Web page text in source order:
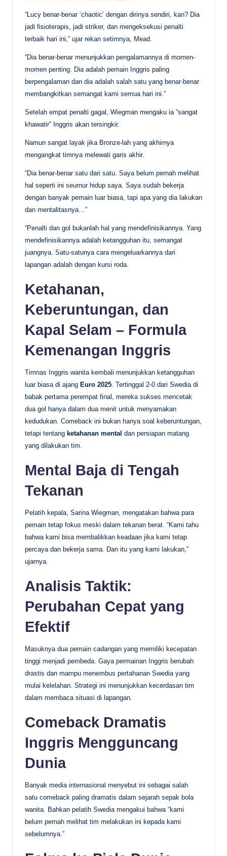
“Lucy benar-benar ‘chaotic’ dengan dirinya sendiri, kan? Dia
jadi fisioterapis, jadi striker, dan mengeksekusi penalti
terbaik hari ini,” ujar rekan setimnya, Mead.
“Dia benar-benar menunjukkan pengalamannya di momen-
momen penting. Dia adalah pemain Inggris paling
berpengalaman dan dia adalah salah satu yang benar-benar
membangkitkan semangat kami semua hari ini.”
Setelah empat penalti gagal, Wiegman mengaku ia “sangat
khawatir” Inggris akan tersingkir.
Namun sangat layak jika Bronze-lah yang akhirnya
mengangkat timnya melewati garis akhir.
“Dia benar-benar satu dari satu. Saya belum pernah melihat
hal seperti ini seumur hidup saya. Saya sudah bekerja
dengan banyak pemain luar biasa, tapi apa yang dia lakukan
dan mentalitasnya…”
“Penalti dan gol bukanlah hal yang mendefinisikannya. Yang
mendefinisikannya adalah ketangguhan itu, semangat
juangnya. Satu-satunya cara mengeluarkannya dari
lapangan adalah dengan kursi roda.
Ketahanan,
Keberuntungan, dan
Kapal Selam – Formula
Kemenangan Inggris
Timnas Inggris wanita kembali menunjukkan ketangguhan
luar biasa di ajang Euro 2025 . Tertinggal 2-0 dari Swedia di
babak pertama perempat final, mereka sukses mencetak
dua gol hanya dalam dua menit untuk menyamakan
kedudukan. Comeback ini bukan hanya soal keberuntungan,
tetapi tentang ketahanan mental dan persiapan matang
yang dilakukan tim.
Mental Baja di Tengah
Tekanan
Pelatih kepala, Sarina Wiegman, mengatakan bahwa para
pemain tetap fokus meski dalam tekanan berat. “Kami tahu
bahwa kami bisa membalikkan keadaan jika kami tetap
percaya dan bekerja sama. Dan itu yang kami lakukan,”
ujarnya.
Analisis Taktik:
Perubahan Cepat yang
Efektif
Masuknya dua pemain cadangan yang memiliki kecepatan
tinggi menjadi pembeda. Gaya permainan Inggris berubah
drastis dan mampu menembus pertahanan Swedia yang
mulai kelelahan. Strategi ini menunjukkan kecerdasan tim
dalam membaca situasi di lapangan.
Comeback Dramatis
Inggris Mengguncang
Dunia
Banyak media internasional menyebut ini sebagai salah
satu comeback paling dramatis dalam sejarah sepak bola
wanita. Bahkan pelatih Swedia mengakui bahwa “kami
belum pernah melihat tim melakukan ini kepada kami
sebelumnya.”